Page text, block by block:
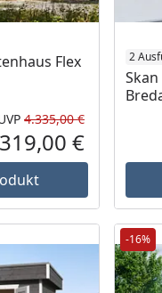
Flex
Rabatt in
4.335,00 €
Aktueller
€
2
-16%